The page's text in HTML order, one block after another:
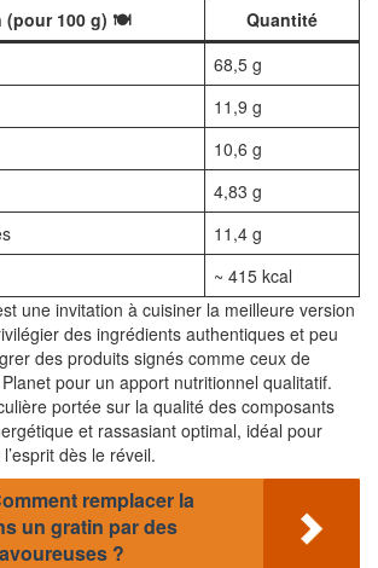
(pour 100 g) 🍽️
Quantité
68,5 g
11,9 g
10,6 g
4,83 g
11,4 g
~ 415 kcal
une invitation à cuisiner la meilleure version
des ingrédients authentiques et peu
des produits signés comme ceux de
pour un apport nutritionnel qualitatif.
portée sur la qualité des composants
et rassasiant optimal, idéal pour
dès le réveil.
remplacer la
un gratin par des
?